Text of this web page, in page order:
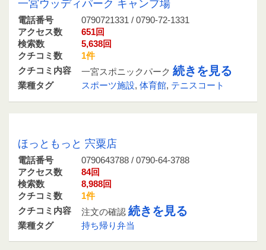
一宮ウッディパーク キャンプ場
電話番号
0790721331 / 0790-72-1331
アクセス数
651回
検索数
5,638回
クチコミ数
1件
クチコミ内容
一宮スポニックパーク 続きを見る
業種タグ スポーツ施設, 体育館, テニスコート
ほっともっと 宍粟店
電話番号
0790643788 / 0790-64-3788
アクセス数
84回
検索数
8,988回
クチコミ数
1件
クチコミ内容
注文の確認 続きを見る
業種タグ 持ち帰り弁当